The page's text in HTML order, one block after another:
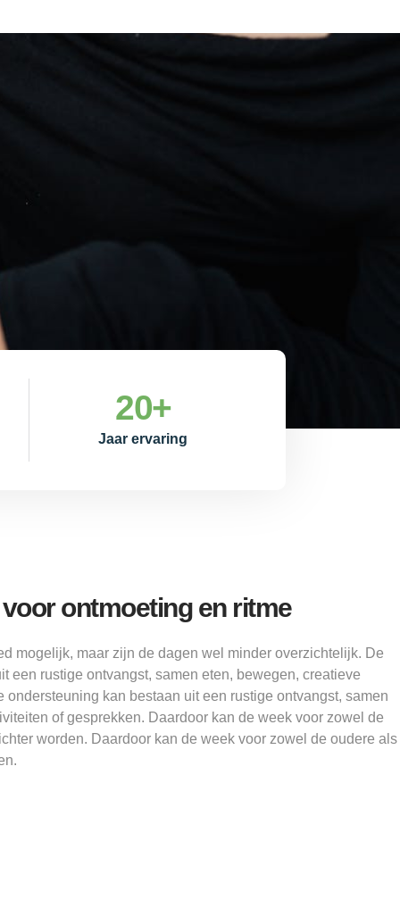
Jaar ervaring
20+
ontmoeting en ritme
mogelijk, maar zijn de dagen wel minder overzichtelijk. De
een rustige ontvangst, samen eten, bewegen, creatieve
ondersteuning kan bestaan uit een rustige ontvangst, samen
of gesprekken. Daardoor kan de week voor zowel de
worden. Daardoor kan de week voor zowel de oudere als